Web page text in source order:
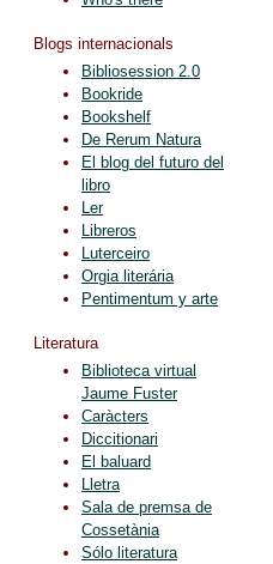
Blogs internacionals
Bibliosession 2.0
Bookride
Bookshelf
De Rerum Natura
El blog del futuro del
libro
Ler
Libreros
Luterceiro
Orgia literária
Pentimentum y arte
Literatura
Biblioteca virtual
Jaume Fuster
Caràcters
Diccitionari
El baluard
Lletra
Sala de premsa de
Cossetània
Sólo literatura